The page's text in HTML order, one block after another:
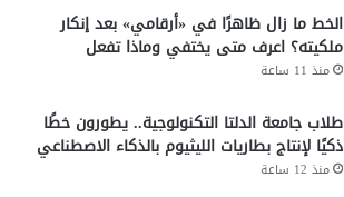
الخط ما زال ظاهرًا في «أرقامي» بعد إنكار
ملكيته؟ اعرف متى يختفي وماذا تفعل
منذ 11 ساعة
طلاب جامعة الدلتا التكنولوجية.. يطورون خطًا
ذكيًا لإنتاج بطاريات الليثيوم بالذكاء الاصطناعي
منذ 12 ساعة